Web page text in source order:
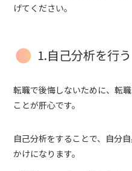
げてください。
1.自己分析を行う
転職で後悔しないために、転
ことが肝心です。
自己分析をすることで、自分
かけになります。